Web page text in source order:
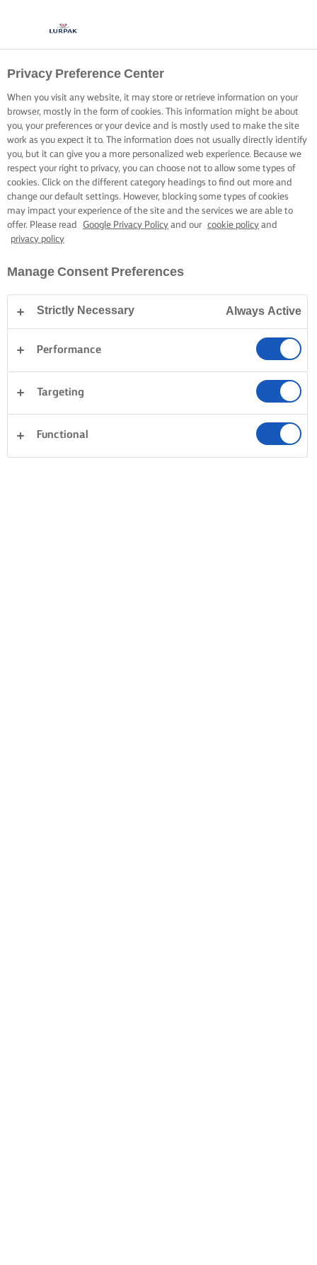
Privacy Preference Center
When you visit any website, it may store or retrieve information on your
browser, mostly in the form of cookies. This information might be about
you, your preferences or your device and is mostly used to make the site
work as you expect it to. The information does not usually directly identify
you, but it can give you a more personalized web experience. Because we
respect your right to privacy, you can choose not to allow some types of
cookies. Click on the different category headings to find out more and
change our default settings. However, blocking some types of cookies
may impact your experience of the site and the services we are able to
offer. Please read
Google Privacy Policy and our cookie policy and
privacy policy
Manage Consent Preferences
Strictly Necessary Always Active
Performance
Targeting
Functional